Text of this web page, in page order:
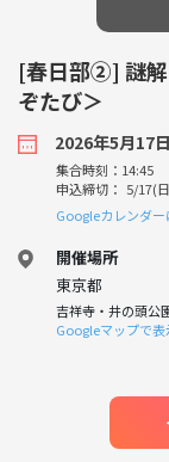
[春日部②] 謎
ぞたび＞
2026年5月17
集合時刻：14:45
申込締切： 5/17(
Googleカレンダー
開催場所
東京都
吉祥寺・井の頭公
Googleマップで表